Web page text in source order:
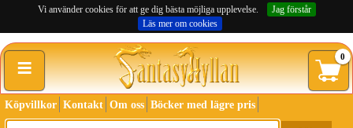
Vi använder cookies för att ge dig bästa möjliga upplevelse.
Jag förstår
Läs mer om cookies
≡ 0
Köpvillkor Kontakt Om oss Böcker med lägre pris